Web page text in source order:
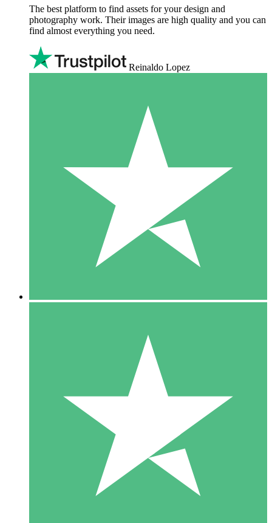
The best platform to find assets for your design and
photography work. Their images are high quality and you can
find almost everything you need.
Reinaldo Lopez